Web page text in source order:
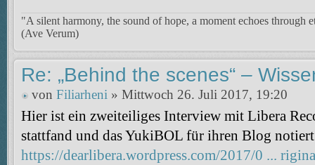
"A silent harmony, the sound of hope, a moment echoes through
(Ave Verum)
Re: „Behind the scenes“ –
von Filiarheni » Mittwoch 26. Juli 2017, 19:20
Hier ist ein zweiteiliges Interview mit Libera
stattfand und das YukiBOL für ihren Blog
https://dearlibera.wordpress.com/2017/0 ...